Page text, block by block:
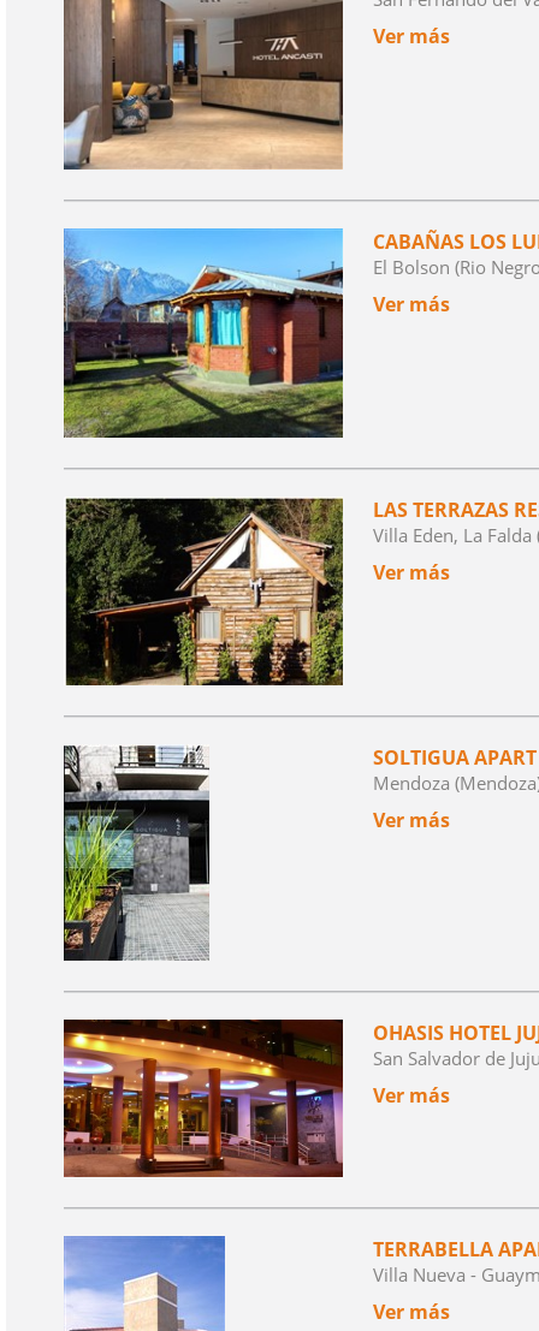
Ver más
CABAÑAS LOS
El Bolson (Rio
Ver más
LAS TERRAZAS
Villa Eden, La Falda
Ver más
SOLTIGUA
Mendoza
Ver más
OHASIS HOTEL
San Salvador de
Ver más
TERRABELLA
Villa Nueva -
Ver más